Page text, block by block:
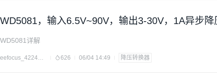
WD5081，输入6.5V~90V，输出3-30V，1A异步
WD5081详解
eefocus_4224266 626 06/04 14:49 降压转换器